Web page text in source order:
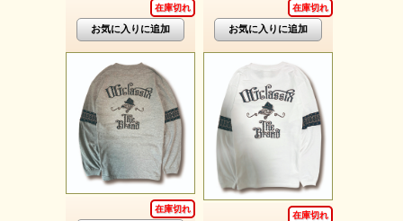
在庫切れ 在庫切れ
在庫切れ
在庫切れ